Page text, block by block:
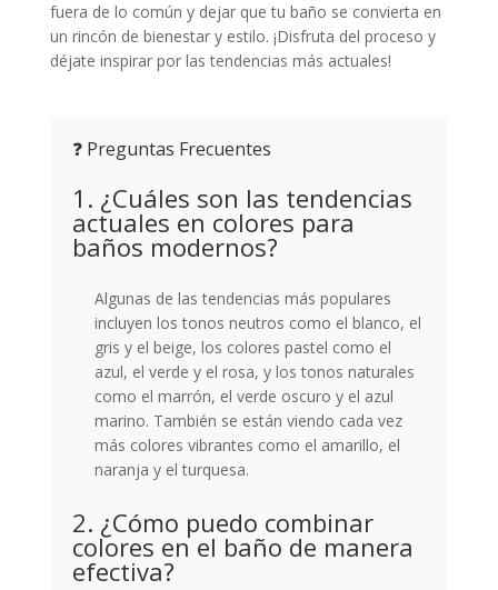
fuera de lo común y dejar que tu baño se convierta en
un rincón de bienestar y estilo. ¡Disfruta del proceso y
déjate inspirar por las tendencias más actuales!
❓ Preguntas Frecuentes
1. ¿Cuáles son las tendencias
actuales en colores para
baños modernos?
Algunas de las tendencias más populares
incluyen los tonos neutros como el blanco, el
gris y el beige, los colores pastel como el
azul, el verde y el rosa, y los tonos naturales
como el marrón, el verde oscuro y el azul
marino. También se están viendo cada vez
más colores vibrantes como el amarillo, el
naranja y el turquesa.
2. ¿Cómo puedo combinar
colores en el baño de manera
efectiva?